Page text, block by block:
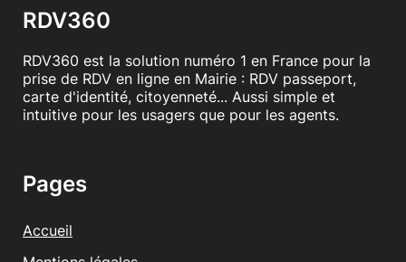
RDV360
RDV360 est la solution numéro 1 en France pour la
prise de RDV en ligne en Mairie : RDV passeport,
carte d'identité, citoyenneté... Aussi simple et
intuitive pour les usagers que pour les agents.
Pages
Accueil